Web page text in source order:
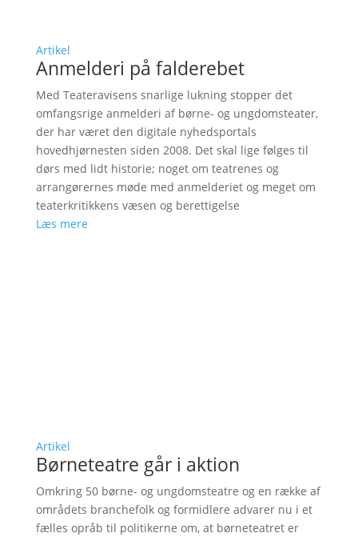
Artikel
Anmelderi på falderebet
Med Teateravisens snarlige lukning stopper det
omfangsrige anmelderi af børne- og ungdomsteater,
der har været den digitale nyhedsportals
hovedhjørnesten siden 2008. Det skal lige følges til
dørs med lidt historie; noget om teatrenes og
arrangørernes møde med anmelderiet og meget om
teaterkritikkens væsen og berettigelse
Læs mere
Artikel
Børneteatre går i aktion
Omkring 50 børne- og ungdomsteatre og en række af
områdets branchefolk og formidlere advarer nu i et
fælles opråb til politikerne om, at børneteatret er